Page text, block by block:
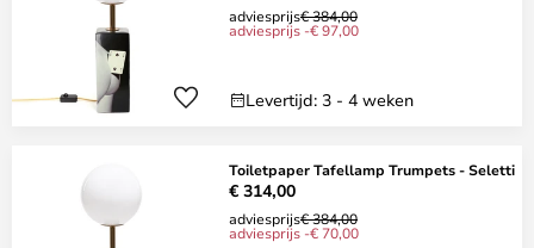
adviesprijs€ 384,00
adviesprijs -€ 97,00
Levertijd: 3 - 4 weken
Toiletpaper Tafellamp Trumpets - Seletti
€ 314,00
adviesprijs€ 384,00
adviesprijs -€ 70,00